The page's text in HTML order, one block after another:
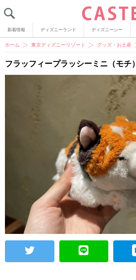
新着情報 ディズニーランド ディズニーシー
ホーム 東京ディズニーリゾート グッズ・お土産
フラッフィープラッシーミニ（モチ）